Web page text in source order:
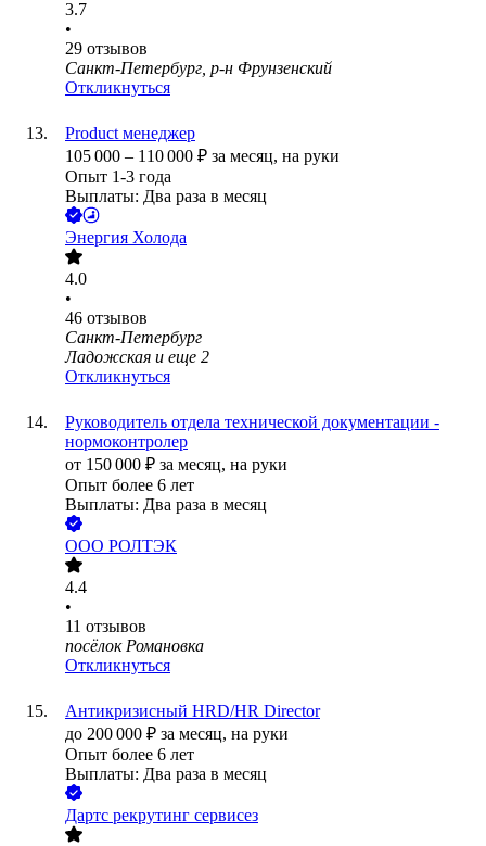
3.7
•
29 отзывов
Санкт-Петербург, р-н Фрунзенский
Откликнуться
Product менеджер
105 000 – 110 000 ₽ за месяц, на руки
Опыт 1-3 года
Выплаты: Два раза в месяц
Энергия Холода
4.0
•
46 отзывов
Санкт-Петербург
Ладожская и еще 2
Откликнуться
Руководитель отдела технической документации -
нормоконтролер
от 150 000 ₽ за месяц, на руки
Опыт более 6 лет
Выплаты: Два раза в месяц
ООО РОЛТЭК
4.4
•
11 отзывов
посёлок Романовка
Откликнуться
Антикризисный HRD/HR Director
до 200 000 ₽ за месяц, на руки
Опыт более 6 лет
Выплаты: Два раза в месяц
Дартс рекрутинг сервисез